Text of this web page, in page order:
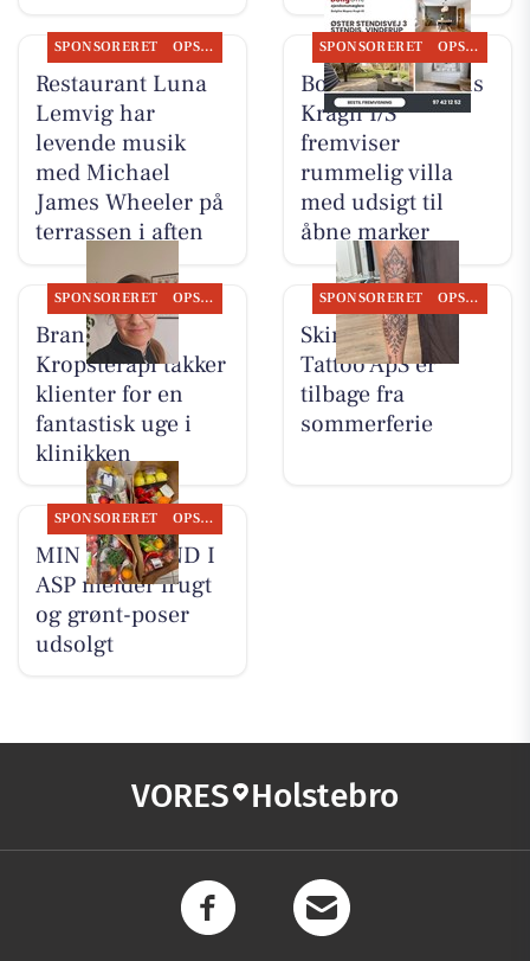
SPONSORERET OPSLAGSTAVLEN
Restaurant Luna
Lemvig har
levende musik
med Michael
James Wheeler på
terrassen i aften
SPONSORERET OPSLAGSTAVLEN
BoligOne Mogens
Kragh I/S
fremviser
rummelig villa
med udsigt til
åbne marker
SPONSORERET OPSLAGSTAVLEN
Brandsborgs
Kropsterapi takker
klienter for en
fantastisk uge i
klinikken
SPONSORERET OPSLAGSTAVLEN
Skin & Colors
Tattoo ApS er
tilbage fra
sommerferie
SPONSORERET OPSLAGSTAVLEN
MIN KØBMAND I
ASP melder frugt
og grønt-poser
udsolgt
VORES Holstebro